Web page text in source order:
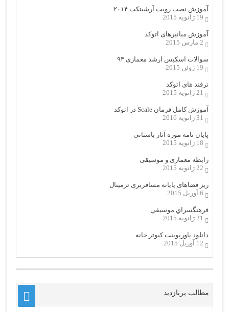
آموزش نصب رویت آرشیتکت ۲۰۱۴
19 ژانویه 2015
آموزش میانبرهای اتوکد
2 مارس 2015
سوالات اسکیس ارشد معماری ۹۳
19 ژوئن 2015
ترفند های اتوکد
21 ژانویه 2015
آموزش کامل فرمان Scale در اتوکد
31 ژانویه 2016
پایان نامه موزه آثار باستانی
18 ژانویه 2015
رابطه معماری و موسیقی
22 ژانویه 2015
ریز فضاهای پایانه مسافربری ترمینال
6 آوریل 2015
فرهنگسراي موسيقي
21 ژانویه 2015
دانلود پاورپوینت کبوتر خانه
12 آوریل 2015
مطالب پربازدید